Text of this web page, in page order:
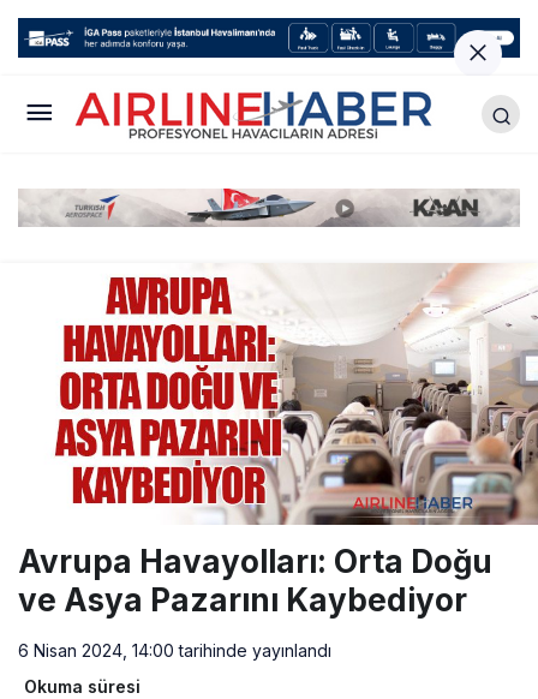
Avrupa Havayolları: Orta Doğu
ve Asya Pazarını Kaybediyor
6 Nisan 2024, 14:00 tarihinde yayınlandı
Okuma süresi